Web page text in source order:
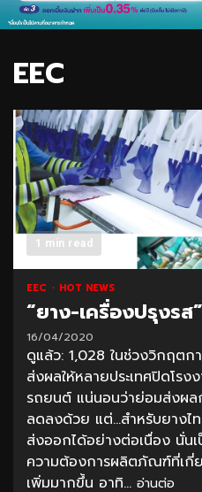
EEC
1 min read
EEC HOT NEWS
“ยาง-เครื่องปรุงรส
16/04/2020
ดูแล้ว: 1,028 ในช่วงวิกฤตก
ส่งผลให้หลายประเทศปิดโร
รถยนต์ แน่นอนว่าย่อมส่งผล
ลดลงด้วย แต่…สำหรับยางไ
ส่งออกได้อย่างต่อเนื่อง นั่นเ
ความต้องการผลิตภัณฑ์ที่เกี่
เพิ่มมากขึ้น อาทิ... อ่านต่อ